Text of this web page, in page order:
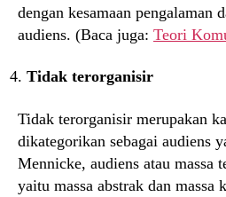
dengan kesamaan pengalaman
audiens. (Baca juga: Teori
Tidak terorganisir
Tidak terorganisir merupakan
dikategorikan sebagai audiens
Mennicke, audiens atau massa
yaitu massa abstrak dan massa